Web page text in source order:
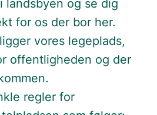
landsbyen og se dig
for os der bor her.
vores legeplads,
offentligheden og der
regler for